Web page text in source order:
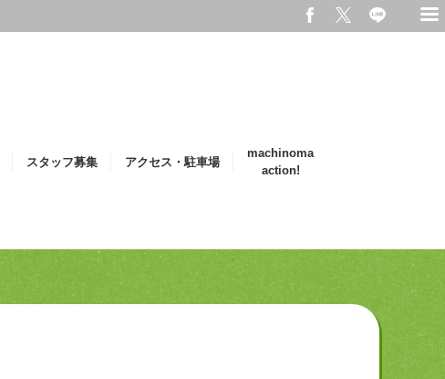
スタッフ募集 アクセス・駐車場
machinoma
action!